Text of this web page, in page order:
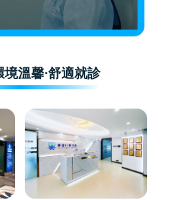
溫馨·舒適就診